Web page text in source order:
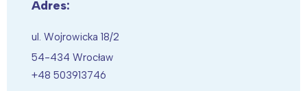
Adres:
ul. Wojrowicka 18/2
54-434 Wrocław
+48 503913746